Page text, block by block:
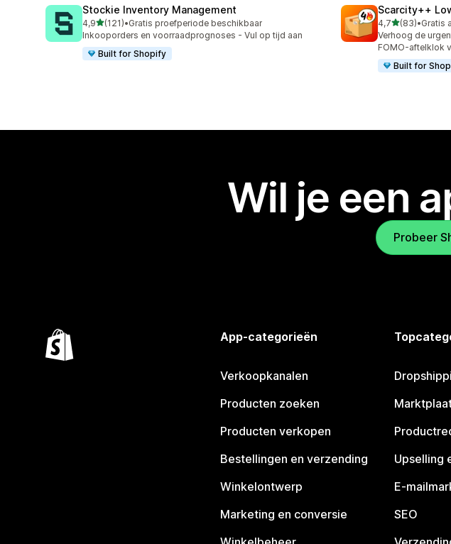
Stockie Inventory Management
4,9van 5 sterren
(121)
121 recensies in totaal
•Gratis proefperiode beschikbaar
Inkooporders en voorraadprognoses - Vul op tijd aan
Built for Shopify
Scarcity++
4,7van 5 sterren
(83)
83 recensies in
•Gratis
Verhoog de
FOMO-aftelklok
Built for
Wil je een
Probeer
App-categorieën
Verkoopkanalen
Producten zoeken
Producten verkopen
Bestellingen en verzending
Winkelontwerp
Marketing en conversie
Upselling
E-
SEO